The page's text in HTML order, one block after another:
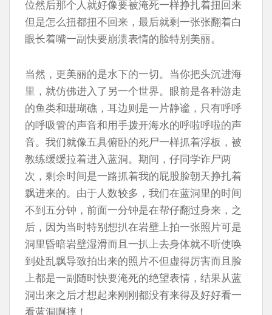
位然后那个人就好像要被淹死一样挣扎着扭回来
但是怎么扭都扭不回来，最后就剩一张张翻着白
眼长着嘴一副快要崩溃表情的脸特别美丽。
当然，更美丽的是水下的一切。当你把头沉进海
里，就仿佛进入了另一个世界。眼前是各种游走
的鱼类和珊瑚礁，耳边则是一片静谧，只有呼呼
的呼吸管的声音和用手拨开海水的呼啦呼啦的声
音。我们就像五具俯卧的死尸一样抓着浮板，被
教练缓缓拉着进入蓝洞。期间，仔同学诈尸两
次，剩余时间是一路抓着我的屁股脸朝天挣扎着
飘进来的。由于人数较多，我们在蓝洞里的时间
不到五分钟，前面一分钟是在帮仔翻过身来，之
后，因为当时特别想扒在岩壁上拍一张照片可是
洞里昏暗岩壁湿滑而且一扒上去身体就不听使唤
到处乱飘导致拍出来的照片不但虚得厉害而且脸
上都是一副随时快要淹死的绝望表情，结果从蓝
洞出来之后才想起来刚刚都没有来得及好好看一
看蓝洞啊摔！